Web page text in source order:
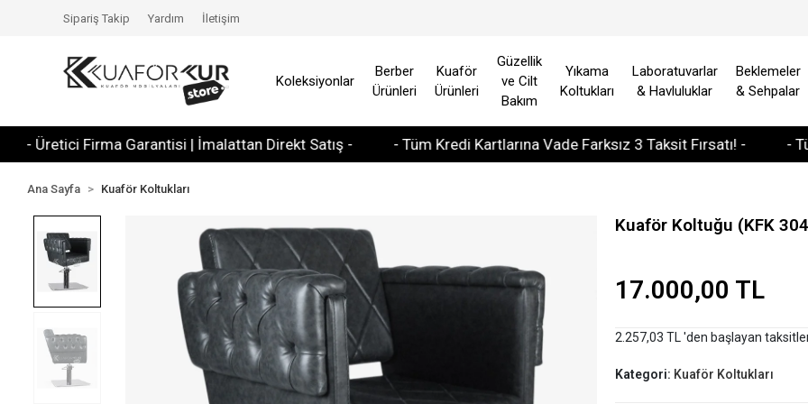
Firma Garantisi | İmalattan Direkt Satış - - Tüm Kredi Kartlarına Vade Farksız 3 Taksit Fırsatı! - - Tüm
Sipariş Takip Yardım İletişim
Koleksiyonlar
Berber
Ürünleri
Kuaför
Ürünleri
Güzellik
ve Cilt
Bakım
Yıkama
Koltukları
Laboratuvarlar
& Havluluklar
Beklemeler
& Sehpalar
Ana Sayfa Kuaför Koltukları
Kuaför Koltuğu (KFK
17.000,00 TL
2.257,03 TL 'den başlayan
Kategori: Kuaför Koltukları